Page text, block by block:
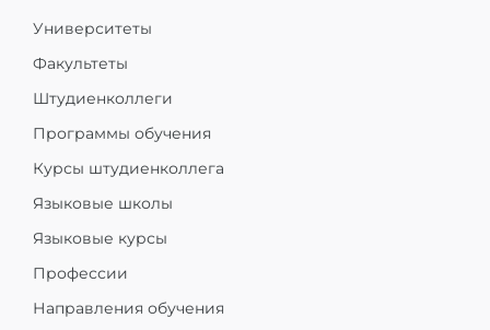
Университеты
Факультеты
Штудиенколлеги
Программы обучения
Курсы штудиенколлега
Языковые школы
Языковые курсы
Профессии
Направления обучения